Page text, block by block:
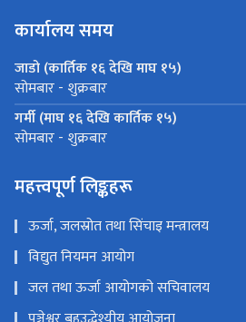
कार्यालय समय
जाडो (कार्तिक १६ देखि माघ १५)
सोमबार - शुक्रबार
गर्मी (माघ १६ देखि कार्तिक १५)
सोमबार - शुक्रबार
महत्त्वपूर्ण लिङ्कहरू
ऊर्जा, जलस्रोत तथा सिंचाइ मन्त्रालय
विद्युत नियमन आयोग
जल तथा ऊर्जा आयोगको सचिवालय